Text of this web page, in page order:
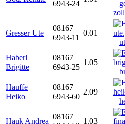
6943-24
Gresser Ute
08167
6943-11
0.01
Haberl
Brigitte
08167
6943-25
1.05
Hauffe
Heiko
08167
6943-60
2.09
Hauk Andrea
08167
1.03